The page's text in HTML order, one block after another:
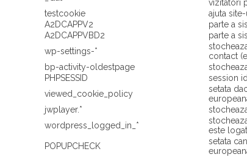
vizitatori
testcookie
ajuta
A2DCAPPV2
parte a
A2DCAPPVBD2
parte a
wp-settings-*
contact
bp-activity-oldestpage
PHPSESSID
session
viewed_cookie_policy
setata
jwplayer.*
wordpress_logged_in_*
este
POPUPCHECK
setata